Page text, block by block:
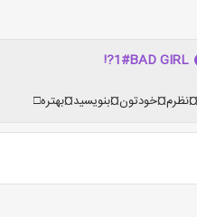
1#BAD GIRL?!